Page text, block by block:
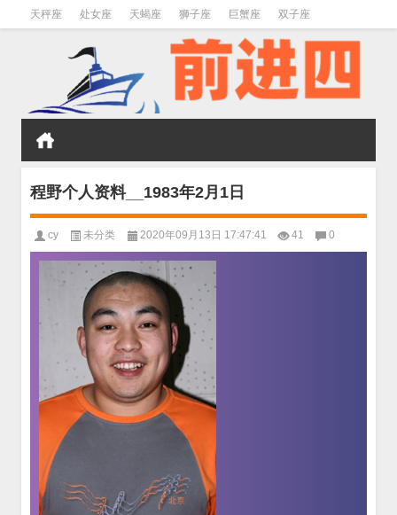
天秤座 处女座 天蝎座 狮子座 巨蟹座 双子座
程野个人资料__1983年2月1日
cy 未分类 2020年09月13日 17:47:41 41 0